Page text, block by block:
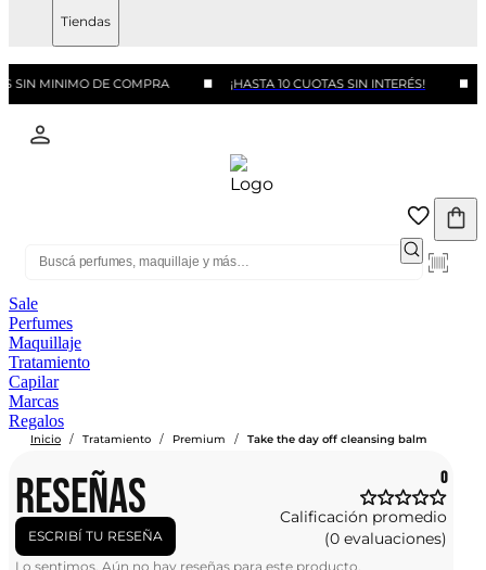
Tiendas
SIN MINIMO DE COMPRA ¡HASTA 10 CUOTAS SIN INTERÉS!
Sale
Perfumes
Maquillaje
Tratamiento
Capilar
Marcas
Regalos
Inicio / Tratamiento / Premium / Take the day off cleansing balm
RESEÑAS
ESCRIBÍ TU RESEÑA
0
Calificación promedio
(0 evaluaciones)
Lo sentimos. Aún no hay reseñas para este producto.